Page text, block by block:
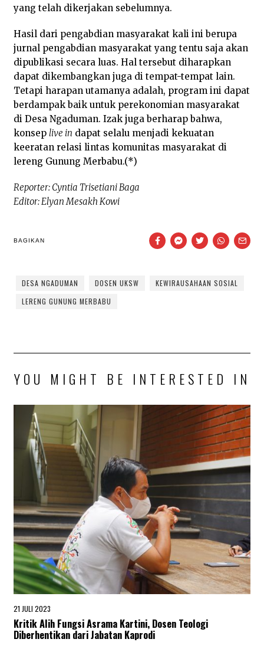
yang telah dikerjakan sebelumnya.
Hasil dari pengabdian masyarakat kali ini berupa
jurnal pengabdian masyarakat yang tentu saja akan
dipublikasi secara luas. Hal tersebut diharapkan
dapat dikembangkan juga di tempat-tempat lain.
Tetapi harapan utamanya adalah, program ini dapat
berdampak baik untuk perekonomian masyarakat
di Desa Ngaduman. Izak juga berharap bahwa,
konsep live in dapat selalu menjadi kekuatan
keeratan relasi lintas komunitas masyarakat di
lereng Gunung Merbabu.(*)
Reporter: Cyntia Trisetiani Baga
Editor: Elyan Mesakh Kowi
BAGIKAN
DESA NGADUMAN DOSEN UKSW
KEWIRAUSAHAAN SOSIAL
LERENG GUNUNG MERBABU
YOU MIGHT BE INTERESTED IN
21 JULI 2023
1
J
U
Kritik Alih Fungsi Asrama Kartini, Dosen Teologi
Diberhentikan dari Jabatan Kaprodi